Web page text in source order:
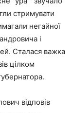
стримувати
негайної
і
Сталася важка
цілком
відповів